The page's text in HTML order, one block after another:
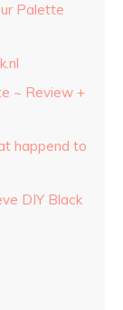
Palette
~ Review +
happend to
DIY Black